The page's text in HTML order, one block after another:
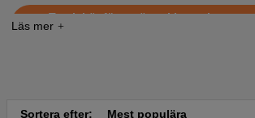
Tryck här för sprängskiss och
Sortera efter: Mest populära